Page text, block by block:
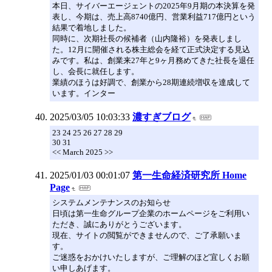
本日、サイバーエージェントの2025年9月期の本決算を発
表し、今期は、売上高8740億円、営業利益717億円という
結果で着地しました。
同時に、次期社長の候補者（山内隆裕）を発表しまし
た。12月に開催される株主総会を経て正式決定する見込
みです。私は、創業来27年と9ヶ月務めてきた社長を退任
し、会長に就任します。
業績のほうは好調で、創業から28期連続増収を達成して
います。インター
2025/03/05 10:03:33 濃すぎブログ
23 24 25 26 27 28 29
30 31
<< March 2025 >>
2025/01/03 00:01:07 第一生命経済研究所 Home
Page
システムメンテナンスのお知らせ
日頃は第一生命グループ企業のホームページをご利用い
ただき、誠にありがとうございます。
現在、サイトの閲覧ができませんので、ご了承願いま
す。
ご迷惑をおかけいたしますが、ご理解のほど宜しくお願
い申しあげます。